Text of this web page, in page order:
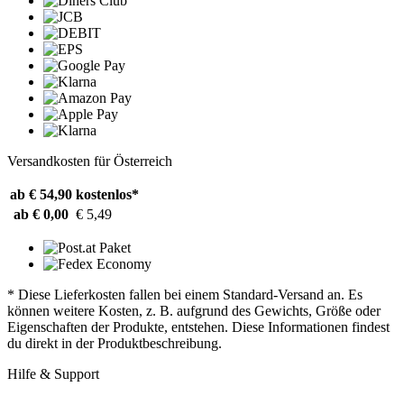
Versandkosten für Österreich
ab € 54,90 kostenlos*
ab € 0,00 € 5,49
* Diese Lieferkosten fallen bei einem Standard-Versand an. Es
können weitere Kosten, z. B. aufgrund des Gewichts, Größe oder
Eigenschaften der Produkte, entstehen. Diese Informationen findest
du direkt in der Produktbeschreibung.
Hilfe & Support